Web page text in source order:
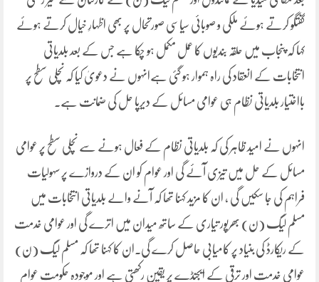
گفتگو کرتے ہوئے ملکی و صوبائی سیاسی صورتحال پر بھی اظہارِ خیال کرتے ہوئے
کہا کہ پنجاب میں حلقہ بندیوں کا عمل مکمل ہو چکا ہے جس کے بعد بلدیاتی
انتخابات کے انعقاد کی راہ ہموار ہو گئی ہےانہوں نے دعویٰ کیا کہ نچلی سطح پر
بااختیار بلدیاتی نظام ہی عوامی مسائل کے دیرپا حل کی ضمانت ہے۔
انہوں نے امید ظاہر کی کہ بلدیاتی نظام کے فعال ہونے سے نچلی سطح پر عوامی
مسائل کے حل میں تیزی آئے گی اور عوام کو ان کے دروازے پر سہولیات
فراہم کی جا سکیں گی ، ان کا مزید کہنا تھا کہ آنے والے بلدیاتی انتخابات میں
مسلم لیگ (ن) بھرپور تیاری کے ساتھ میدان میں اترے گی اور عوامی خدمت
کے ریکارڈ کی بنیاد پر کامیابی حاصل کرے گی۔ان کا کہنا تھا کہ مسلم لیگ (ن)
عوامی خدمت اور ترقی کے ایجنڈے پر یقین رکھتی ہے اور موجودہ حکومت عوام